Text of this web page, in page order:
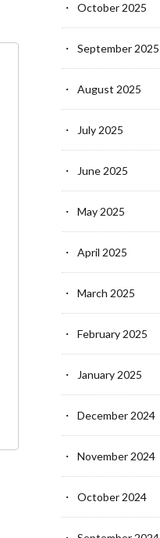
October 2025
September 2025
August 2025
July 2025
June 2025
May 2025
April 2025
March 2025
February 2025
January 2025
December 2024
November 2024
October 2024